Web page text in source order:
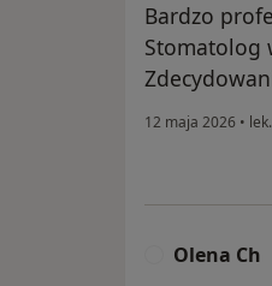
Bardzo
Stomatolog
12 maja 2026 •
Olena Ch